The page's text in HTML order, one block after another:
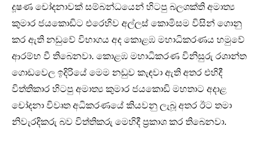
දූෂණ චෝදනාවක් සම්බන්ධයෙන් හිටපු බලශක්ති අමාත්‍ය
කුමාර ජයකොඩිට එරෙහිව අල්ලස් කොමිසම විසින් ගොනු
කර ඇති නඩුවේ විභාගය අද කොළඹ මහාධිකරණය හමුවේ
ආරම්භ වී තිබෙනවා. කොළඹ මහාධිකරණ විනිසුරු රශාන්ත
ගොඩවෙල ඉදිරියේ මෙම නඩුව කැඳවා ඇති අතර එහිදී
විත්තිකාර හිටපු අමාත්‍ය කුමාර ජයකොඩි මහතාට අදාළ
චෝදනා විවෘත අධිකරණයේ කියවනු ලැබූ අතර ඊට තමා
නිවැරදිකරු බව විත්තිකරු මෙහිදී ප්‍රකාශ කර තිබෙනවා.